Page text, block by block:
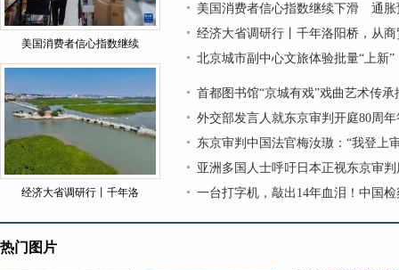
美国消费者信心指数继续
经济大省调研行丨千年洛
美国消费者信心指数继续下滑 通胀
经济大省调研行丨千年洛阳桥，从
北京城市副中心文旅体验批量“上新”
首都图书馆“京城有戏”戏曲艺术传
外交部发言人就东京审判开庭80周
东京审判中国法官梅汝璈：“我登上
亚洲多国人士呼吁日本正视东京审
一台打字机，敲出14年血泪！中国
热门图片